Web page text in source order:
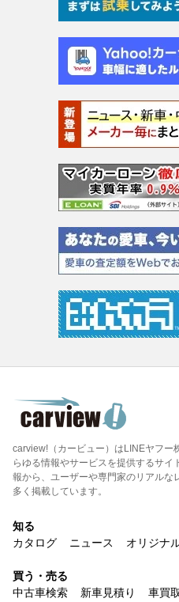
carview!（カービュー）はLINEヤフー
らゆる情報やサービスを提供するサ
報から、ユーザーや専門家のリアルな
多く掲載しています。
知る
カタログ
ニュース オリジナ
買う・売る
中古車検索
新車見積り 車買取